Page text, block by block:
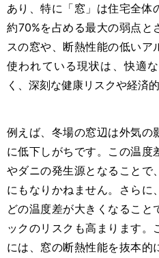
あり、特に「窓」は住宅全体
約70%を占める最大の弱点と
スの窓や、断熱性能の低いア
使われている現状は、快適
く、深刻な健康リスクや経済
例えば、冬場の窓辺は外気の
に低下しがちです。この温度
やダニの発生源となることで
にもなりかねません。さらに
どの温度差が大きくなること
ックのリスクも高まります。
には、窓の断熱性能を抜本的